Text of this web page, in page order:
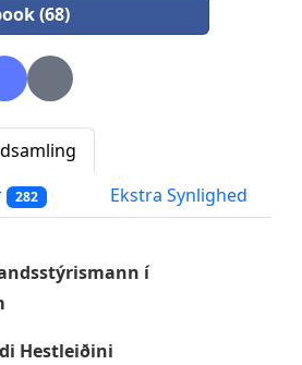
(68)
282 Ekstra Synlighed
í
Hestleiðini